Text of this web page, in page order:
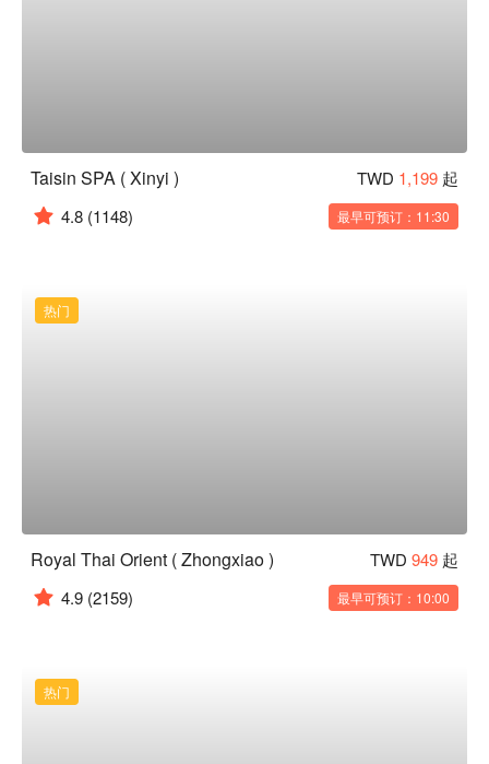
Taisin SPA ( Xinyi ) TWD 1,199 起
4.8 (1148) 最早可预订：11:30
热门
Royal Thai Orient ( Zhongxiao ) TWD 949 起
4.9 (2159) 最早可预订：10:00
热门